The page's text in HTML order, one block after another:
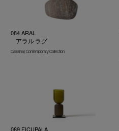
084 ARAL
アラル ラグ
Cassina | Contemporary Collection
089 FICUPALA